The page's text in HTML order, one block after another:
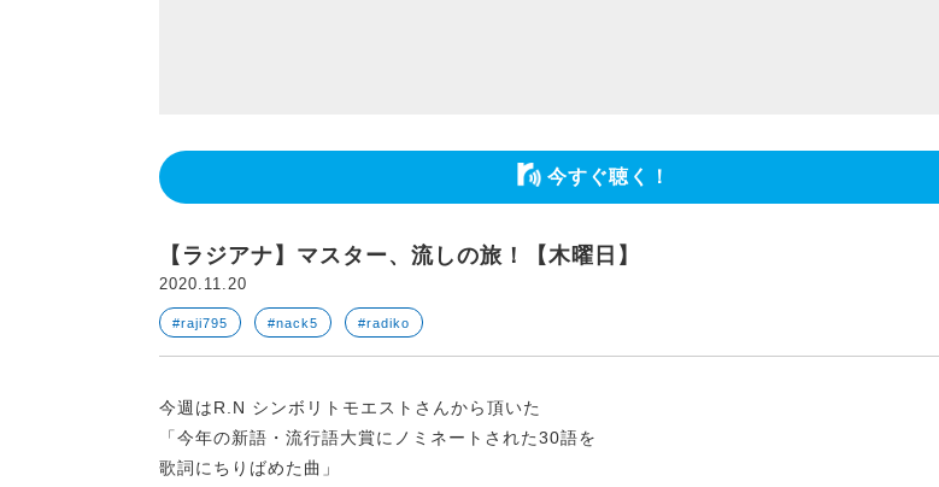
今すぐ聴く！
【ラジアナ】マスター、流しの旅！【木曜日】
2020.11.20
#raji795 #nack5 #radiko
今週はR.N シンボリトモエストさんから頂いた
「今年の新語・流行語大賞にノミネートされた30語を
歌詞にちりばめた曲」